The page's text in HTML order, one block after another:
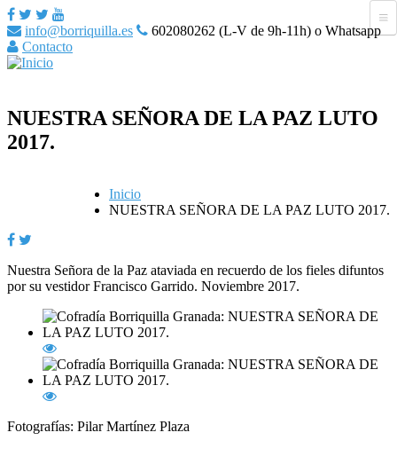
info@borriquilla.es
602080262 (L-V de 9h-11h) o Whatsapp
Contacto
NUESTRA SEÑORA DE LA PAZ LUTO
2017.
Inicio
NUESTRA SEÑORA DE LA PAZ LUTO 2017.
Nuestra Señora de la Paz ataviada en recuerdo de los fieles difuntos
por su vestidor Francisco Garrido. Noviembre 2017.
Fotografías: Pilar Martínez Plaza